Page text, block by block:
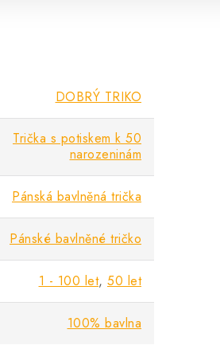
DOBRÝ TRIKO
Trička s potiskem k 50
narozeninám
Pánská bavlněná trička
Pánské bavlněné tričko
1 - 100 let, 50 let
100% bavlna